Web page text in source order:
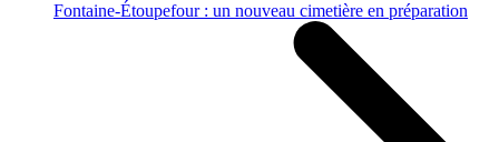
Fontaine-Étoupefour : un nouveau cimetière en préparation